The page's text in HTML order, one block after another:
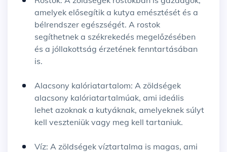
amelyek elősegítik a kutya emésztését és a
bélrendszer egészségét. A rostok
segíthetnek a székrekedés megelőzésében
és a jóllakottság érzetének fenntartásában
is.
Alacsony kalóriatartalom: A zöldségek
alacsony kalóriatartalmúak, ami ideális
lehet azoknak a kutyáknak, amelyeknek súlyt
kell veszteniük vagy meg kell tartaniuk.
Víz: A zöldségek víztartalma is magas, ami